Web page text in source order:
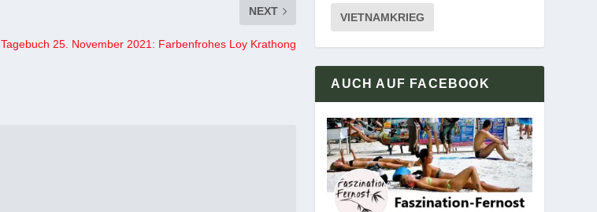
NEXT
Tagebuch 25. November 2021: Farbenfrohes Loy Krathong
VIETNAMKRIEG
AUCH AUF FACEBOOK